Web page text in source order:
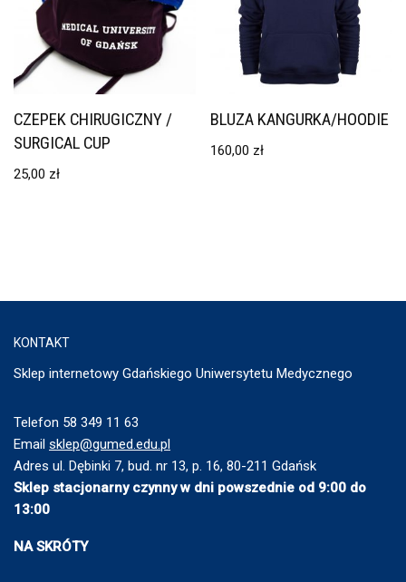
CZEPEK CHIRUGICZNY /
SURGICAL CUP
25,00 zł
BLUZA KANGURKA/HOODIE
160,00 zł
KONTAKT
Sklep internetowy Gdańskiego Uniwersytetu Medycznego
Telefon 58 349 11 63
Email sklep@gumed.edu.pl
Adres ul. Dębinki 7, bud. nr 13, p. 16, 80-211 Gdańsk
Sklep stacjonarny czynny w dni powszednie od 9:00 do
13:00
NA SKRÓTY